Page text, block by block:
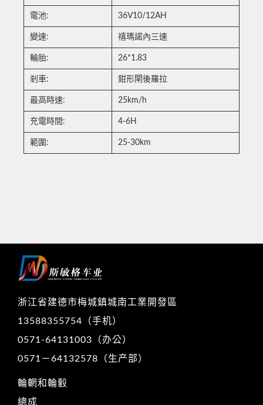
電池: 36V10/12AH
變速: 禧瑪諾內三速
輪胎: 26*1.83
剎車: 鉗形閘後羅拉
最高時速: 25km/h
充電時間: 4-6H
範圍: 25-30km
浙江省建德市梅城鎮城南工業開發區
13588355754（手机）
0571-64131003（办公）
0571－64132578（生产部）
輪輞和輪轂
總成